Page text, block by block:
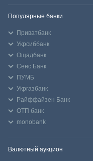
Популярные банки
Приватбанк
Укрсиббанк
Ощадбанк
Сенс Банк
ПУМБ
Укргазбанк
Райффайзен Банк
ОТП банк
monobank
Валютный аукцион